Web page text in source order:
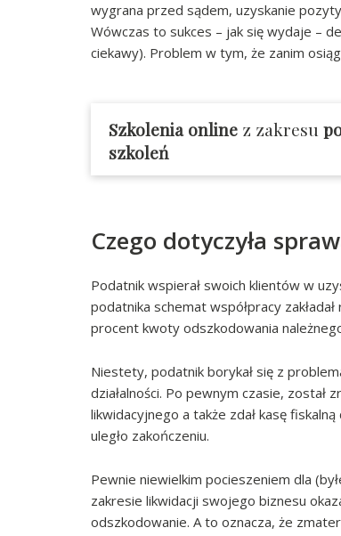
wygrana przed sądem, uzyskanie
Wówczas to sukces – jak się wydaje –
ciekawy). Problem w tym, że zanim
Szkolenia online z zakresu
szkoleń
Czego dotyczyła
Podatnik wspierał swoich klientów w
podatnika schemat współpracy
procent kwoty odszkodowania
Niestety, podatnik borykał się z
działalności. Po pewnym czasie,
likwidacyjnego a także zdał kasę
uległo zakończeniu.
Pewnie niewielkim pocieszeniem dla
zakresie likwidacji swojego biznesu
odszkodowanie. A to oznacza, że